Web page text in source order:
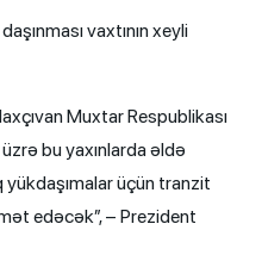
vaxtının xeyli
Muxtar Respublikası
üzrə bu yaxınlarda əldə
üçün tranzit
edəcək”, – Prezident